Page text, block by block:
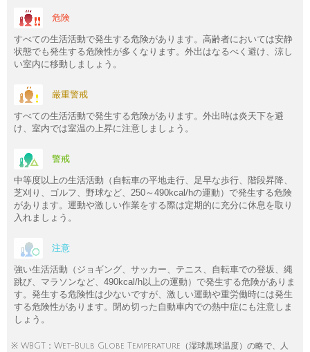
危険
すべての生活活動で発生する危険があります。高齢者においては安静
状態でも発生する危険性が多くなります。外出はなるべく避け、涼し
い室内に移動しましょう。
厳重警戒
すべての生活活動で発生する危険があります。外出時は炎天下を避
け、室内では室温の上昇に注意しましょう。
警戒
中等度以上の生活活動（自転車の平地走行、足早な歩行、階段昇降、
芝刈り、ゴルフ、野球など、250～490kcal/hの運動）で発生する危険
があります。運動や激しい作業をする際は定期的に充分に休息を取り
入れましょう。
注意
強い生活活動（ジョギング、サッカー、テニス、自転車での登坂、縄
跳び、マラソンなど、490kcal/h以上の運動）で発生する危険がありま
す。発生する危険性は少ないですが、激しい運動や重労働時には発生
する危険性があります。閉め切った自動車内での熱中症にも注意しま
しょう。
※ WBGT：Wet-Bulb Globe Temperature（湿球黒球温度）の略で、人